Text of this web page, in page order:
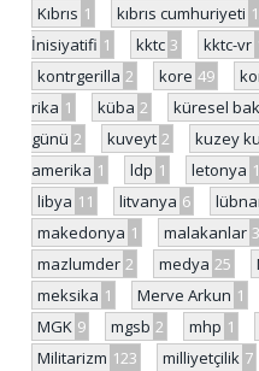
Kıbrıs 1 kıbrıs cumhuriyeti
İnisiyatifi 1 kktc 3 kktc-vr
kontrgerilla 2 kore 49
rika 1 küba 2 küresel bak
günü 2 kuveyt 2 kuzey
amerika 1 ldp 1 letonya 1
libya 11 litvanya 6
makedonya 1 malakanlar 3
mazlumder 2 medya 25
meksika 1 Merve Arkun 1
MGK 9 mgsb 2 mhp 1
Militarizm 123 milliyetçilik 7